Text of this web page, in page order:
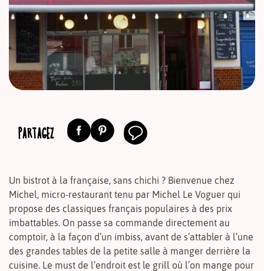
PARTAGEZ
Un bistrot à la française, sans chichi ? Bienvenue chez
Michel, micro-restaurant tenu par Michel Le Voguer qui
propose des classiques français populaires à des prix
imbattables. On passe sa commande directement au
comptoir, à la façon d’un imbiss, avant de s’attabler à l’une
des grandes tables de la petite salle à manger derrière la
cuisine. Le must de l’endroit est le grill où l’on mange pour